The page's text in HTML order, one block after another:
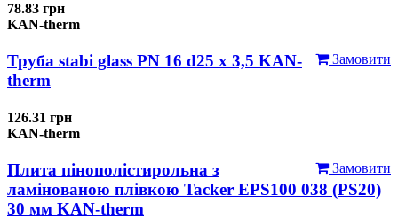
78.83 грн
KAN-therm
Замовити
Труба stabi glass PN 16 d25 х 3,5 KAN-
therm
126.31 грн
KAN-therm
Замовити
Плита пінополістирольна з
ламінованою плівкою Tacker EPS100 038 (PS20)
30 мм KAN-therm